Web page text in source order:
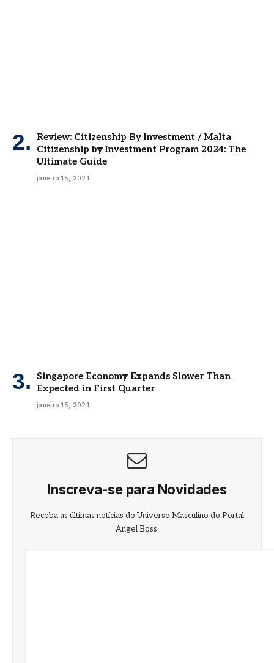
Review: Citizenship By Investment / Malta
Citizenship by Investment Program 2024: The
Ultimate Guide
janeiro 15, 2021
Singapore Economy Expands Slower Than
Expected in First Quarter
janeiro 15, 2021
Inscreva-se para Novidades
Receba as últimas notícias do Universo Masculino do Portal
Angel Boss.